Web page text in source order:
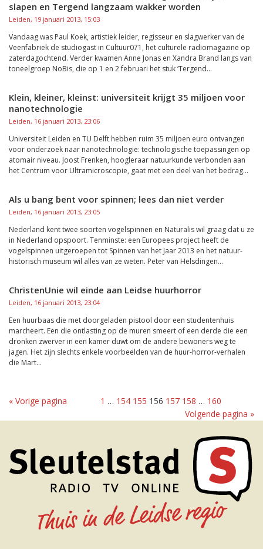
slapen en Tergend langzaam wakker worden
Leiden, 19 januari 2013, 15:03
Vandaag was Paul Koek, artistiek leider, regisseur en slagwerker van de
Veenfabriek de studiogast in Cultuur071, het culturele radiomagazine op
zaterdagochtend. Verder kwamen Anne Jonas en Xandra Brand langs van
toneelgroep NoBis, die op 1 en 2 februari het stuk ‘Tergend...
Klein, kleiner, kleinst: universiteit krijgt 35 miljoen voor
nanotechnologie
Leiden, 16 januari 2013, 23:06
Universiteit Leiden en TU Delft hebben ruim 35 miljoen euro ontvangen
voor onderzoek naar nanotechnologie: technologische toepassingen op
atomair niveau. Joost Frenken, hoogleraar natuurkunde verbonden aan
het Centrum voor Ultramicroscopie, gaat met een deel van het bedrag...
Als u bang bent voor spinnen; lees dan niet verder
Leiden, 16 januari 2013, 23:05
Nederland kent twee soorten vogelspinnen en Naturalis wil graag dat u ze
in Nederland opspoort. Tenminste: een Europees project heeft de
vogelspinnen uitgeroepen tot Spinnen van het Jaar 2013 en het natuur-
historisch museum wil alles van ze weten. Peter van Helsdingen...
ChristenUnie wil einde aan Leidse huurhorror
Leiden, 16 januari 2013, 23:04
Een huurbaas die met doorgeladen pistool door een studentenhuis
marcheert. Een die ontlasting op de muren smeert of een derde die een
dronken zwerver in een kamer duwt om de andere bewoners weg te
jagen. Het zijn slechts enkele voorbeelden van de huur-horror-verhalen
die Mart...
« Vorige pagina 1 … 154 155 156 157 158 … 160
Volgende pagina »